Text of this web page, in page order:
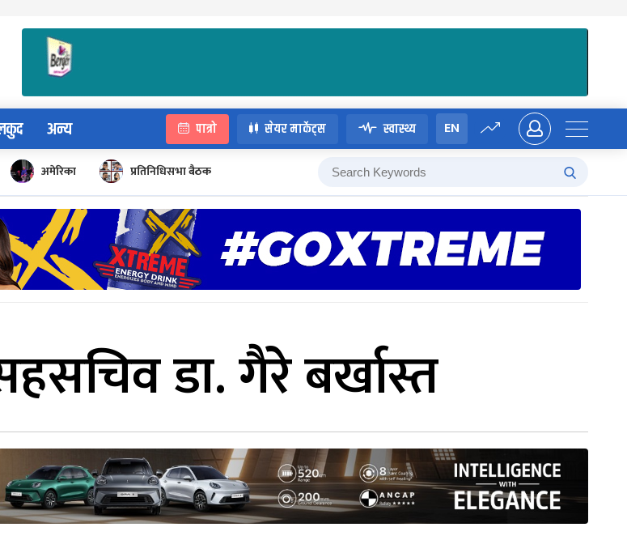
अन्य पात्रो सेयर मार्केट्स स्वास्थ्य EN
अमेरिका प्रतिनिधिसभा बैठक
डा. गैरे बर्खास्त